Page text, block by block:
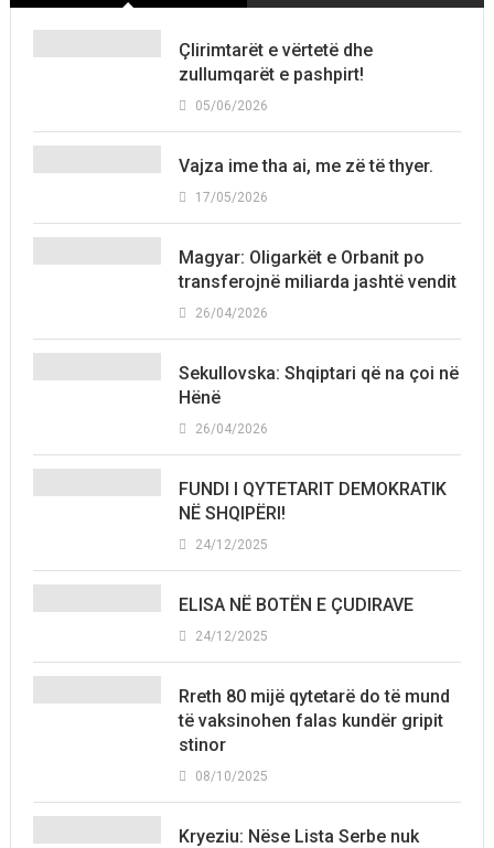
Çlirimtarët e vërtetë dhe
zullumqarët e pashpirt!
05/06/2026
Vajza ime tha ai, me zë të thyer.
17/05/2026
Magyar: Oligarkët e Orbanit po
transferojnë miliarda jashtë vendit
26/04/2026
Sekullovska: Shqiptari që na çoi në
Hënë
26/04/2026
FUNDI I QYTETARIT DEMOKRATIK
NË SHQIPËRI!
24/12/2025
ELISA NË BOTËN E ÇUDIRAVE
24/12/2025
Rreth 80 mijë qytetarë do të mund
të vaksinohen falas kundër gripit
stinor
08/10/2025
Kryeziu: Nëse Lista Serbe nuk